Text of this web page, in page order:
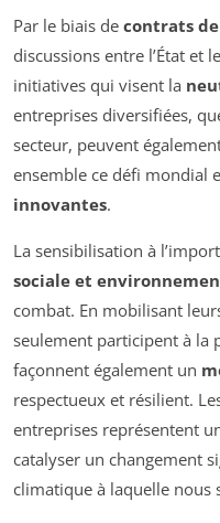
Par le biais de contrats
discussions entre l’État et
initiatives qui visent la
entreprises diversifiées,
secteur, peuvent
ensemble ce défi mondial
innovantes.
La sensibilisation à
sociale et
combat. En mobilisant
seulement participent à la
façonnent également un
respectueux et résilient.
entreprises représentent
catalyser un changement
climatique à laquelle nous